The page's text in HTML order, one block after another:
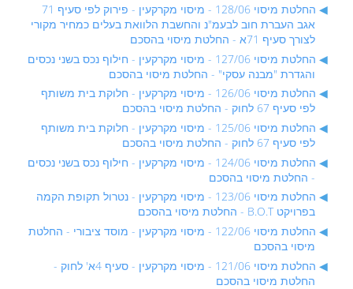
החלטת מיסוי 128/06 - מיסוי מקרקעין - פירוק לפי סעיף 71
אגב העברת חוב לבעמ"נ והחשבת הלוואת בעלים כמחיר מקורי
לצורך סעיף 71א - החלטת מיסוי בהסכם
החלטת מיסוי 127/06 - מיסוי מקרקעין - חילוף נכס בשני נכסים
והגדרת "מבנה עסקי" - החלטת מיסוי בהסכם
החלטת מיסוי 126/06 - מיסוי מקרקעין - חלוקת בית משותף
לפי סעיף 67 לחוק - החלטת מיסוי בהסכם
החלטת מיסוי 125/06 - מיסוי מקרקעין - חלוקת בית משותף
לפי סעיף 67 לחוק - החלטת מיסוי בהסכם
החלטת מיסוי 124/06 - מיסוי מקרקעין - חילוף נכס בשני נכסים
- החלטת מיסוי בהסכם
החלטת מיסוי 123/06 - מיסוי מקרקעין - נטרול תקופת הקמה
בפרויקט B.O.T - החלטת מיסוי בהסכם
החלטת מיסוי 122/06 - מיסוי מקרקעין - מוסד ציבורי - החלטת
מיסוי בהסכם
החלטת מיסוי 121/06 - מיסוי מקרקעין - סעיף 4א' לחוק -
החלטת מיסוי בהסכם